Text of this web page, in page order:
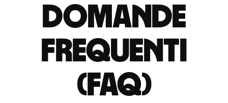
Domande
Frequenti
(FAQ)